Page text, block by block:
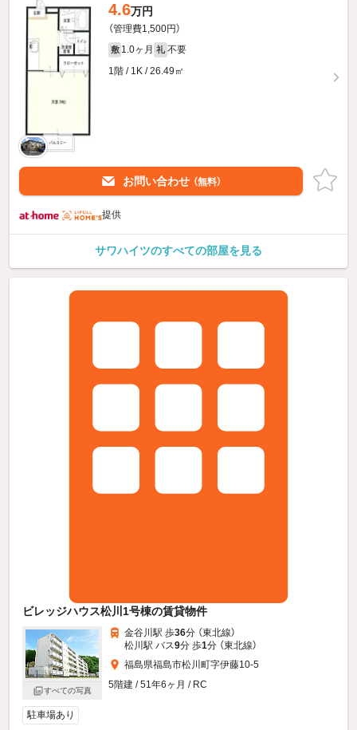
4.6万円
（管理費1,500円）
敷 1.0ヶ月 礼 不要
1階 / 1K / 26.49㎡
お問い合わせ （無料）
提供
サワハイツのすべての部屋を見る
ビレッジハウス松川1号棟の賃貸物件
すべての写真
金谷川駅 歩36分 （東北線）
松川駅 バス9分 歩1分 （東北線）
福島県福島市松川町字伊藤10-5
5階建 / 51年6ヶ月 / RC
駐車場あり